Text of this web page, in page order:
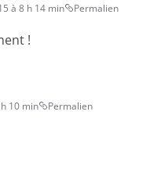
à 8 h 14 min Permalien
!
10 min Permalien